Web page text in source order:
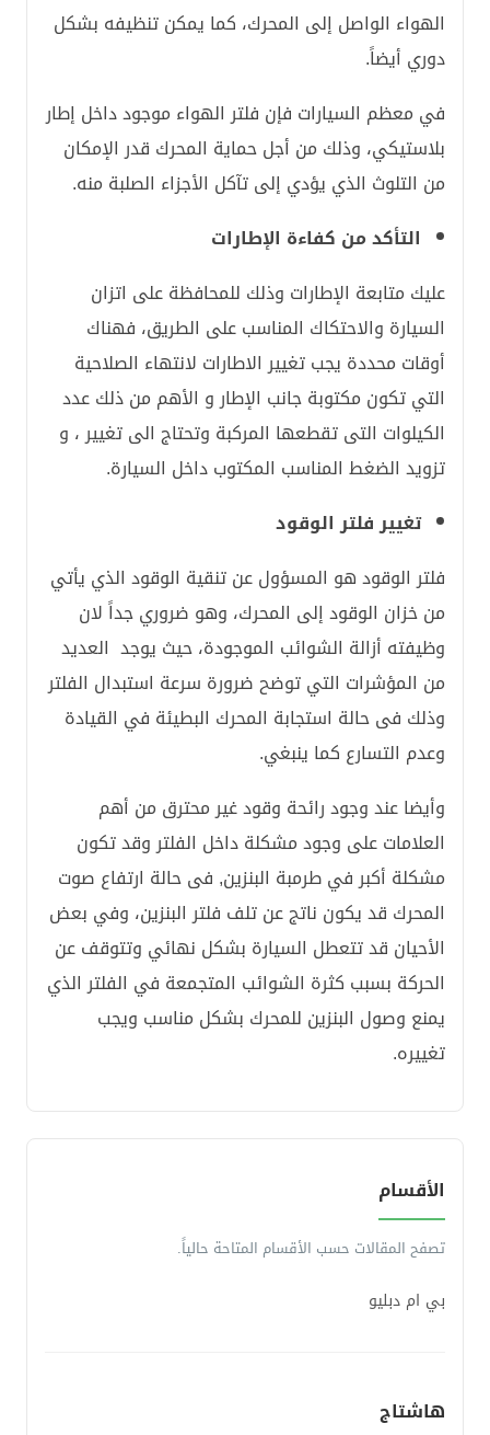
الهواء الواصل إلى المحرك، كما يمكن تنظيفه بشكل
دوري أيضاً.
في معظم السيارات فإن فلتر الهواء موجود داخل إطار
بلاستيكي، وذلك من أجل حماية المحرك قدر الإمكان
من التلوث الذي يؤدي إلى تآكل الأجزاء الصلبة منه.
التأكد من كفاءة الإطارات
عليك متابعة الإطارات وذلك للمحافظة على اتزان
السيارة والاحتكاك المناسب على الطريق، فهناك
أوقات محددة يجب تغيير الاطارات لانتهاء الصلاحية
التي تكون مكتوبة جانب الإطار و الأهم من ذلك عدد
الكيلوات التى تقطعها المركبة وتحتاج الى تغيير ، و
تزويد الضغط المناسب المكتوب داخل السيارة.
تغيير فلتر الوقود
فلتر الوقود هو المسؤول عن تنقية الوقود الذي يأتي
من خزان الوقود إلى المحرك، وهو ضروري جداً لان
وظيفته أزالة الشوائب الموجودة، حيث يوجد العديد
من المؤشرات التي توضح ضرورة سرعة استبدال الفلتر
وذلك فى حالة استجابة المحرك البطيئة في القيادة
وعدم التسارع كما ينبغي.
وأيضا عند وجود رائحة وقود غير محترق من أهم
العلامات على وجود مشكلة داخل الفلتر وقد تكون
مشكلة أكبر في طرمبة البنزين, فى حالة ارتفاع صوت
المحرك قد يكون ناتج عن تلف فلتر البنزين، وفي بعض
الأحيان قد تتعطل السيارة بشكل نهائي وتتوقف عن
الحركة بسبب كثرة الشوائب المتجمعة في الفلتر الذي
يمنع وصول البنزين للمحرك بشكل مناسب ويجب
تغييره.
الأقسام
تصفح المقالات حسب الأقسام المتاحة حالياً.
بي ام دبليو
هاشتاج